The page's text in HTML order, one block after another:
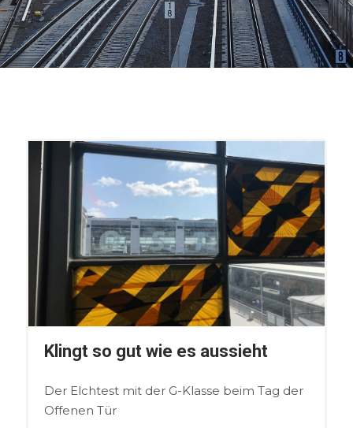
Klingt so gut wie es aussieht
Der Elchtest mit der G-Klasse beim Tag der
Offenen Tür